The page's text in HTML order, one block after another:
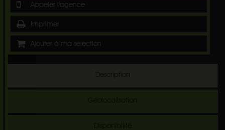
Appeler l'agence
Imprimer
Ajouter à ma sélection
Description